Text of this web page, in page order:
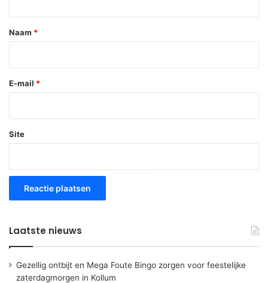
*
Naam *
E-mail *
Site
Laatste nieuws
Gezellig ontbijt en Mega Foute Bingo zorgen voor feestelijke
zaterdagmorgen in Kollum